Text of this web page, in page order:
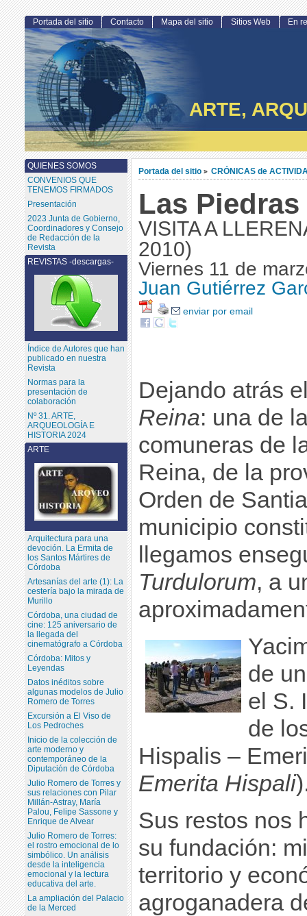
ARTE,
Portada del sitio > CRÓNICAS de
Las
VISITA A
2010)
Viernes 11 de
Juan Gutiérrez
enviar por email
Dejando atrás
Reina: una de
comuneras de
Reina, de la
Orden de
municipio
llegamos
Turdulorum, a
de
el S.
de
Hispalis –
Emerita Hispali
Sus restos nos
su fundación:
territorio y
agroganadera
Portada del sitio Contacto Mapa del sitio Sitios Web En
QUIENES SOMOS
CONVENIOS QUE
TENEMOS FIRMADOS
Presentación
2023 Junta de Gobierno,
Coordinadores y Consejo
de Redacción de la
Revista
ARTE
Arquitectura para una
devoción. La Ermita de
los Santos Mártires de
Córdoba
Artesanías del arte (1): La
cestería bajo la mirada de
Murillo
Córdoba, una ciudad de
cine: 125 aniversario de
la llegada del
cinematógrafo a Córdoba
Córdoba: Mitos y
Leyendas
Datos inéditos sobre
algunas modelos de Julio
Romero de Torres
Excursión a El Viso de
Los Pedroches
Inicio de la colección de
arte moderno y
contemporáneo de la
Diputación de Córdoba
Julio Romero de Torres y
sus relaciones con Pilar
Millán-Astray, María
Palou, Felipe Sassone y
Enrique de Alvear
Julio Romero de Torres:
el rostro emocional de lo
simbólico. Un análisis
desde la inteligencia
emocional y la lectura
educativa del arte.
La ampliación del Palacio
de la Merced
REVISTAS -descargas-
Índice de Autores que han
publicado en nuestra
Revista
Normas para la
presentación de
colaboración
Nº 31. ARTE,
ARQUEOLOGÍA E
HISTORIA 2024